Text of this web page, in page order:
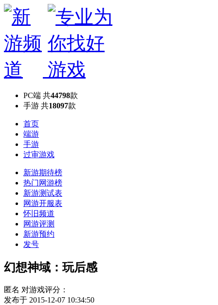
PC端 共44798款
手游 共18097款
首页
端游
手游
过审游戏
新游期待榜
热门网游榜
新游测试表
网游开服表
怀旧频道
网游评测
新游预约
发号
幻想神域：玩后感
匿名 对游戏评分：
发布于 2015-12-07 10:34:50